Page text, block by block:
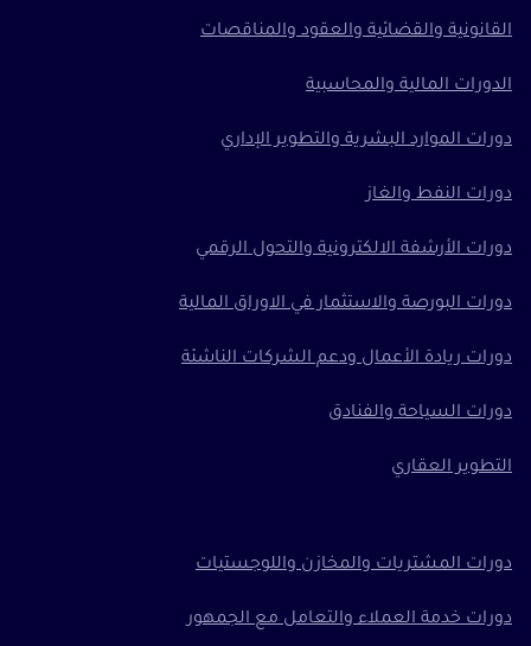
القانونية والقضائية والعقود والمناقصات
الدورات المالية والمحاسبية
دورات الموارد البشرية والتطوير الإداري
دورات النفط والغاز
دورات الأرشفة الالكترونية والتحول الرقمي
دورات البورصة والاستثمار في الاوراق المالية
دورات ريادة الأعمال ودعم الشركات الناشئة
دورات السياحة والفنادق
التطوير العقاري
دورات المشتريات والمخازن واللوجستيات
دورات خدمة العملاء والتعامل مع الجمهور